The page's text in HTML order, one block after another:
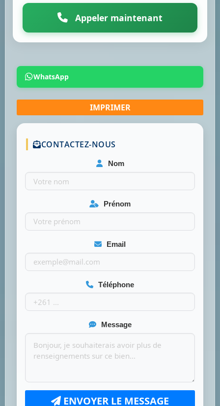
Appeler maintenant
WhatsApp
CONTACTEZ-NOUS
Nom
Prénom
Email
Téléphone
Message
ENVOYER LE MESSAGE